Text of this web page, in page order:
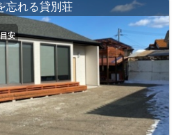
忘れる貸別荘
安